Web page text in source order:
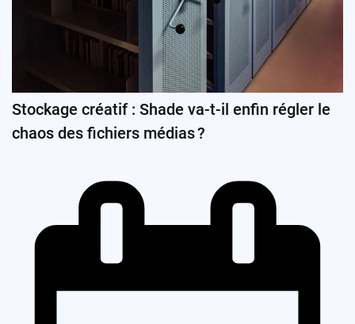
Stockage créatif : Shade va-t-il enfin régler le
chaos des fichiers médias ?